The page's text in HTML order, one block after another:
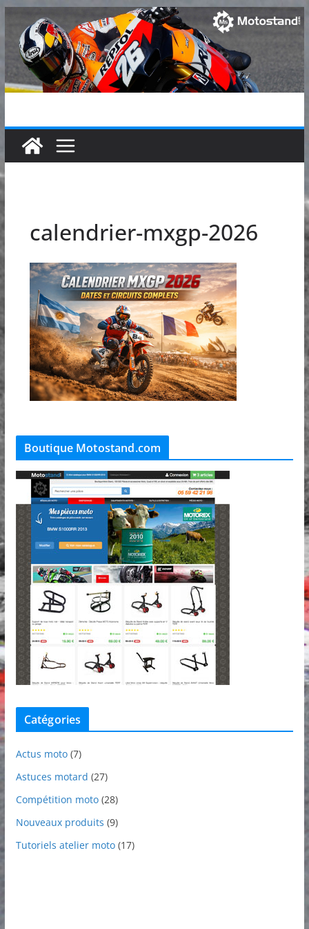
Passer
contenu
calendrier-mxgp-2026
Boutique Motostand.com
Catégories
Actus moto(7)
Astuces motard (27)
Compétition moto(28)
Nouveaux produits (9)
Tutoriels atelier moto(17)